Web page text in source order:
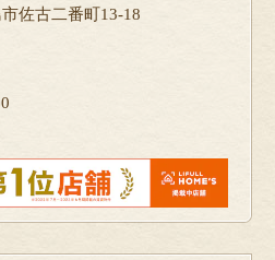
佐古二番町13-18